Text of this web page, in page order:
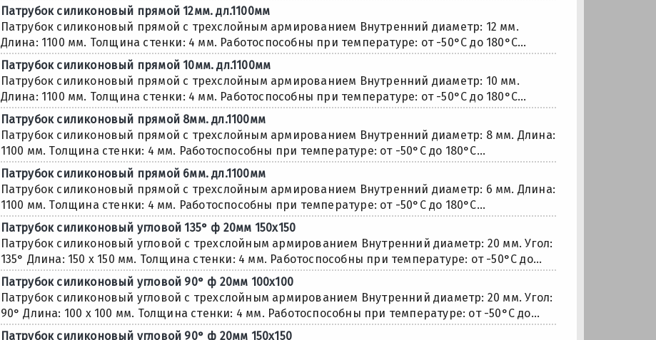
Патрубок силиконовый прямой 12мм. дл.1100мм
Патрубок силиконовый прямой с трехслойным армированием Внутренний диаметр: 12 мм.
Длина: 1100 мм. Толщина стенки: 4 мм. Работоспособны при температуре: от -50°С до 180°С...
Патрубок силиконовый прямой 10мм. дл.1100мм
Патрубок силиконовый прямой с трехслойным армированием Внутренний диаметр: 10 мм.
Длина: 1100 мм. Толщина стенки: 4 мм. Работоспособны при температуре: от -50°С до 180°С...
Патрубок силиконовый прямой 8мм. дл.1100мм
Патрубок силиконовый прямой с трехслойным армированием Внутренний диаметр: 8 мм. Длина:
1100 мм. Толщина стенки: 4 мм. Работоспособны при температуре: от -50°С до 180°С...
Патрубок силиконовый прямой 6мм. дл.1100мм
Патрубок силиконовый прямой с трехслойным армированием Внутренний диаметр: 6 мм. Длина:
1100 мм. Толщина стенки: 4 мм. Работоспособны при температуре: от -50°С до 180°С...
Патрубок силиконовый угловой 135° ф 20мм 150х150
Патрубок силиконовый угловой с трехслойным армированием Внутренний диаметр: 20 мм. Угол:
135° Длина: 150 х 150 мм. Толщина стенки: 4 мм. Работоспособны при температуре: от -50°С до...
Патрубок силиконовый угловой 90° ф 20мм 100х100
Патрубок силиконовый угловой с трехслойным армированием Внутренний диаметр: 20 мм. Угол:
90° Длина: 100 х 100 мм. Толщина стенки: 4 мм. Работоспособны при температуре: от -50°С до...
Патрубок силиконовый угловой 90° ф 20мм 150х150